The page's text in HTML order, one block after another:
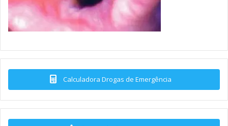
Calculadora Drogas de Emergência